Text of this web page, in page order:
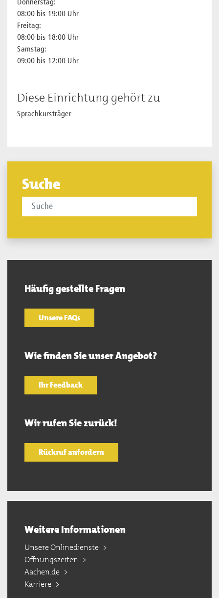
Donnerstag:
08:00 bis 19:00 Uhr
Freitag:
08:00 bis 18:00 Uhr
Samstag:
09:00 bis 12:00 Uhr
Diese Einrichtung gehört zu
Sprachkursträger
Suche
Häufig gestellte Fragen
Unsere FAQs
Wie finden Sie unser Angebot?
Ihr Feedback
Wir rufen Sie zurück!
Rückruf anfordern
Weitere Informationen
Unsere Onlinedienste
Öffnungszeiten
Aachen.de
Karriere